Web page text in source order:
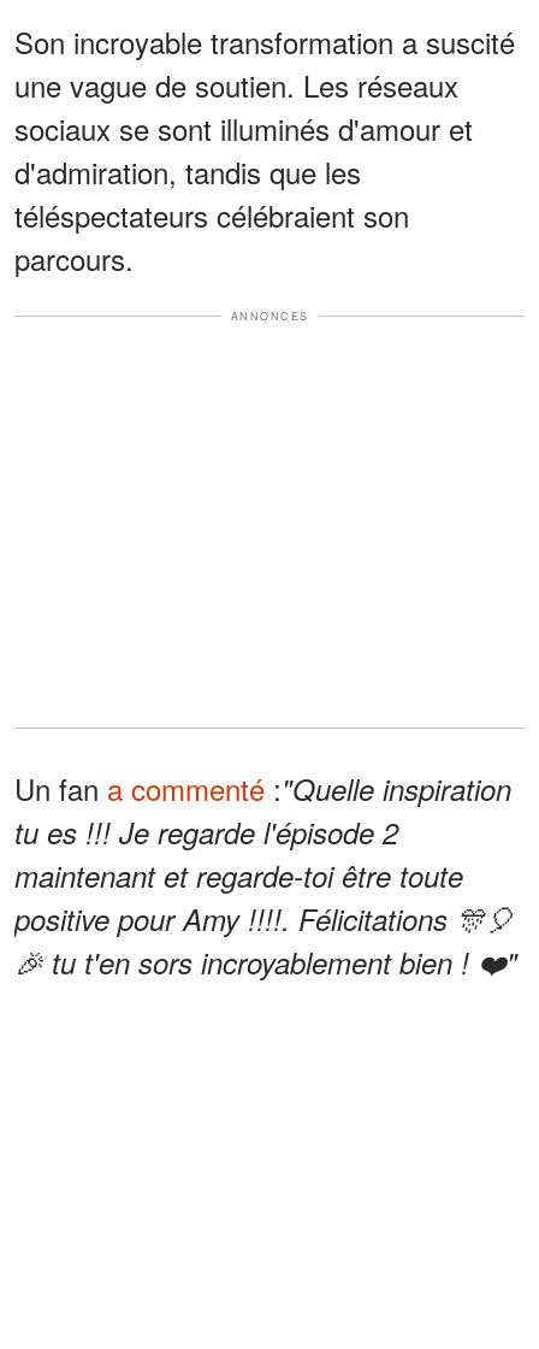
Son incroyable transformation a suscité
une vague de soutien. Les réseaux
sociaux se sont illuminés d'amour et
d'admiration, tandis que les
téléspectateurs célébraient son
parcours.
ANNONCES
Un fan a commenté :"Quelle inspiration
tu es !!! Je regarde l'épisode 2
maintenant et regarde-toi être toute
positive pour Amy !!!!. Félicitations 🎊🎈
🎉 tu t'en sors incroyablement bien ! ❤️"